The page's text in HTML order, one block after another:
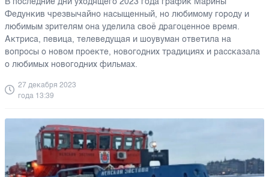
Федункив чрезвычайно насыщенный, но любимому городу и
любимым зрителям она уделила своё драгоценное время.
Актриса, певица, телеведущая и шоувуман ответила на
вопросы о новом проекте, новогодних традициях и рассказала
о любимых новогодних фильмах.
27 декабря 2023
года 13:39